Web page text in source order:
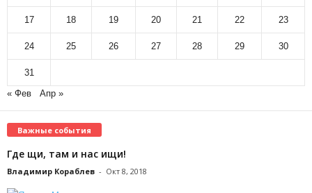
17 18 19 20 21 22 23
24 25 26 27 28 29 30
31
« Фев
Апр »
Важные события
Где щи, там и нас ищи!
Владимир Кораблев - Окт 8, 2018